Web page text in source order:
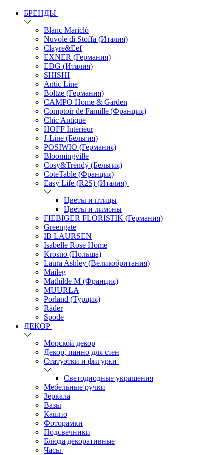
БРЕНДЫ
Blanc Mariclò
Nuvole di Stoffa (Италия)
Clayre&Eef
EXNER (Германия)
EDG (Италия)
SHISHI
Antic Line
Boltze (Германия)
CAMPO Home & Garden
Comptoir de Famille (Франция)
Chic Antique
HOFF Interieur
J-Line (Бельгия)
POSIWIO (Германия)
Bloomingville
Cosy&Trendy (Бельгия)
CoteTable (Франция)
Easy Life (R2S) (Италия)
Цветы и птицы
Цветы и лимоны
FIEBIGER FLORISTIK (Германия)
Greengate
IB LAURSEN
Isabelle Rose Home
Krosno (Польша)
Laura Ashley (Великобритания)
Maileg
Mathilde M (Франция)
MUURLA
Porland (Турция)
Räder
Spode
ДЕКОР
Морской декор
Декор, панно для стен
Статуэтки и фигурки
Светодиодные украшения
Мебельные ручки
Зеркала
Вазы
Кашпо
Фоторамки
Подсвечники
Блюда декоративные
Часы